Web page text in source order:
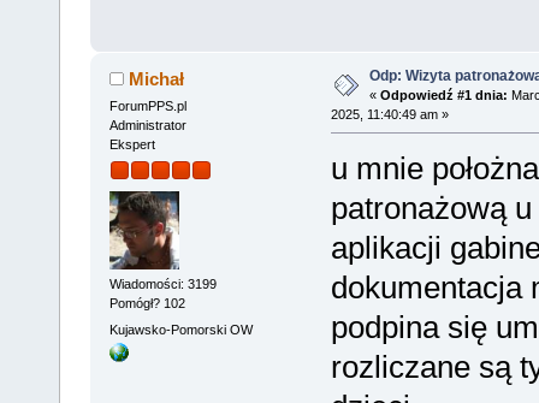
Michał
ForumPPS.pl
Administrator
Ekspert
Wiadomości: 3199
Pomógł? 102
Kujawsko-Pomorski OW
Odp: Wizyta
« Odpowiedź #1 dnia:
2025, 11:40:49 am »
u mnie
patronażową u
aplikacji
dokumentacja
podpina się
rozliczane są